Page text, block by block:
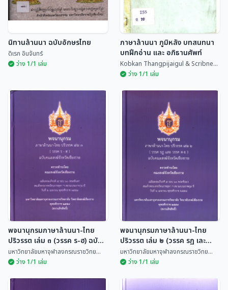
นิทานล้านนา ฉบับอักษรไทย
ดิเรก อินจันทร์
นิทานล้านนา ฉบับอักษรไทย
ดิเรก อินจันทร์
ว่าง 1/1 เล่ม
ภาษาล้านนา ภูมิหลัง บท
สนทนา บทฝึกอ่าน และ
อภิธานศัพท์
Kobkan Thangpijaigul &
Scribne...
ภาษาล้านนา ภูมิหลัง บทสนทนา
บทฝึกอ่าน และ อภิธานศัพท์
Kobkan Thangpijaigul & Scribne...
ว่าง 1/1 เล่ม
พจนานุกรมภาษาล้านนา-ไทย
ปริวรรต เล่ม ๓ (วรรค ร-ฮ) ฉบับ
คณะสงฆ์จังหวัดเชียงราย
มหาวิทยาลัยมหาจุฬาลงกรณราชวิทย...
ว่าง 1/1 เล่ม
พจนานุกรมภาษาล้านนา-ไทย
ปริวรรต เล่ม ๒ (วรรค รฏ เละ
วรรค ต-ย) ฉบับคณะสงฆ์จังหวัด
เชียงราย
มหาวิทยาลัยมหาจุฬาลงกรณราชวิทย...
ว่าง 1/1 เล่ม